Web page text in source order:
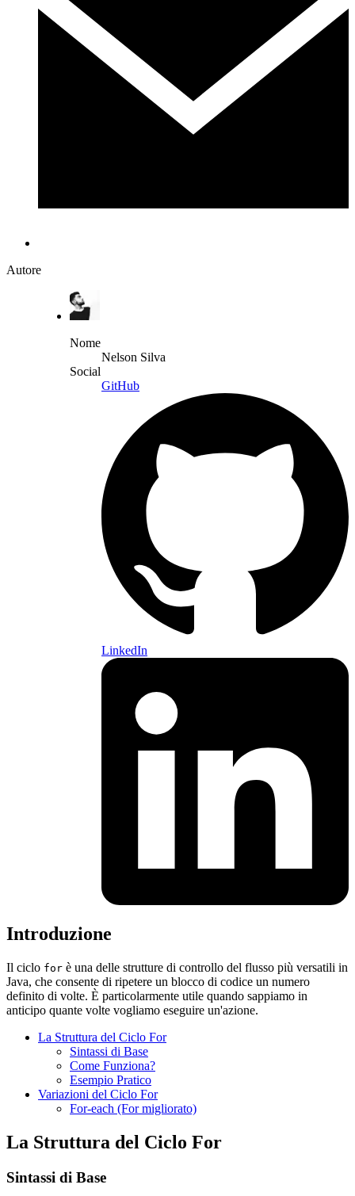
Autore
Nome
Nelson Silva
Social
GitHub
LinkedIn
Introduzione
Il ciclo for è una delle strutture di controllo del flusso più versatili in
Java, che consente di ripetere un blocco di codice un numero
definito di volte. È particolarmente utile quando sappiamo in
anticipo quante volte vogliamo eseguire un'azione.
La Struttura del Ciclo For
Sintassi di Base
Come Funziona?
Esempio Pratico
Variazioni del Ciclo For
For-each (For migliorato)
La Struttura del Ciclo For
Sintassi di Base